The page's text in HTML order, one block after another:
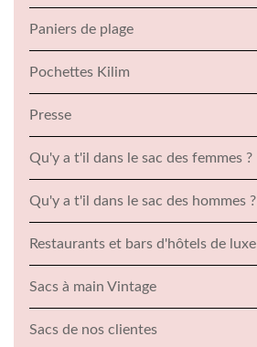
Paniers de plage
Pochettes Kilim
Presse
Qu'y a t'il dans le sac des femmes ?
Qu'y a t'il dans le sac des hommes ?
Restaurants et bars d'hôtels de luxe
Sacs à main Vintage
Sacs de nos clientes